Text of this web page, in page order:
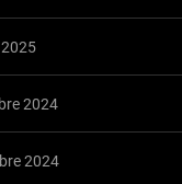
2024
2024